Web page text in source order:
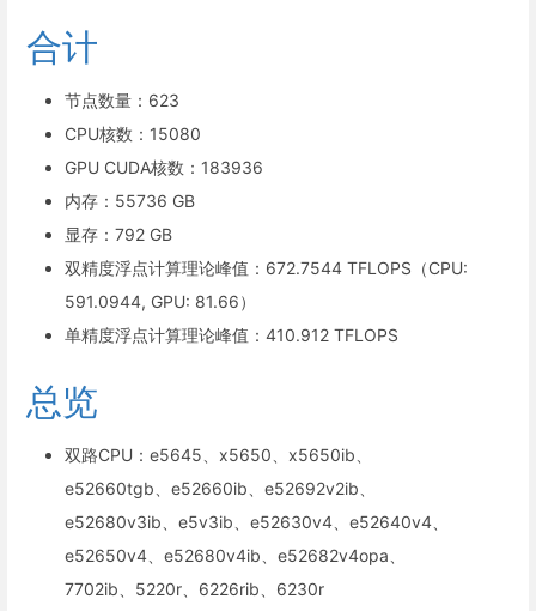
合计
节点数量：623
CPU核数：15080
GPU CUDA核数：183936
内存：55736 GB
显存：792 GB
双精度浮点计算理论峰值：672.7544 TFLOPS（CPU:
591.0944, GPU: 81.66）
单精度浮点计算理论峰值：410.912 TFLOPS
总览
双路CPU：e5645、x5650、x5650ib、
e52660tgb、e52660ib、e52692v2ib、
e52680v3ib、e5v3ib、e52630v4、e52640v4、
e52650v4、e52680v4ib、e52682v4opa、
7702ib、5220r、6226rib、6230r